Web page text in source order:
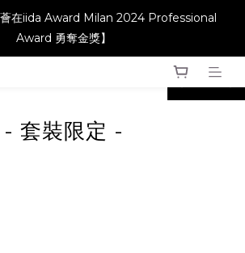
薈在iida Award Milan 2024 Professional
Award 勇奪金獎】
薈在iida Award Milan 2024 Professional
Award 勇奪金獎】
薈在iida Award Milan 2024 Professional
prev next
- 套裝限定 -